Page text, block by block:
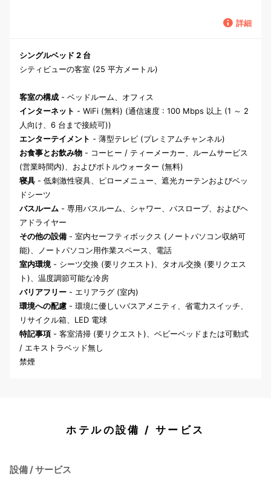
詳細
シングルベッド 2 台
シティビューの客室 (25 平方メートル)
客室の構成 - ベッドルーム、オフィス
インターネット - WiFi (無料) (通信速度 : 100 Mbps 以上 (1 ～ 2
人向け、6 台まで接続可))
エンターテイメント - 薄型テレビ (プレミアムチャンネル)
お食事とお飲み物 - コーヒー / ティーメーカー、ルームサービス
(営業時間内)、およびボトルウォーター (無料)
寝具 - 低刺激性寝具、ピローメニュー、遮光カーテンおよびベッ
ドシーツ
バスルーム - 専用バスルーム、シャワー、バスローブ、およびヘ
アドライヤー
その他の設備 - 室内セーフティボックス (ノートパソコン収納可
能)、ノートパソコン用作業スペース、電話
室内環境 - シーツ交換 (要リクエスト)、タオル交換 (要リクエス
ト)、温度調節可能な冷房
バリアフリー - エリアラグ (室内)
環境への配慮 - 環境に優しいバスアメニティ、省電力スイッチ、
リサイクル箱、LED 電球
特記事項 - 客室清掃 (要リクエスト)、ベビーベッドまたは可動式
/ エキストラベッド無し
禁煙
ホテルの設備 / サービス
設備 / サービス